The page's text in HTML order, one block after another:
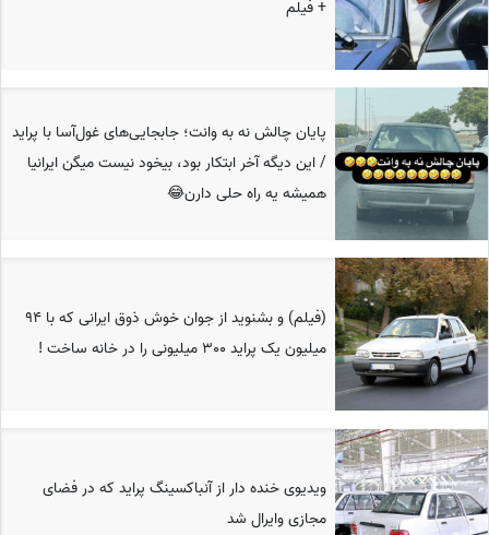
+ فیلم
پایان چالش نه به وانت؛ جابجایی‌های غول‌آسا با پراید
/ این دیگه آخر ابتکار بود، بیخود نیست میگن ایرانیا
همیشه یه راه حلی دارن😂
(فیلم) و بشنوید از جوان خوش ذوق ایرانی که با 94
میلیون یک پراید 300 میلیونی را در خانه ساخت !
ویدیوی خنده دار از آنباکسینگ پراید که در فضای
مجازی وایرال شد